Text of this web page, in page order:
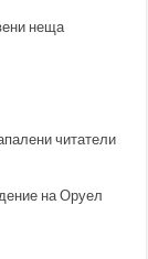
неща
читатели
на Оруел